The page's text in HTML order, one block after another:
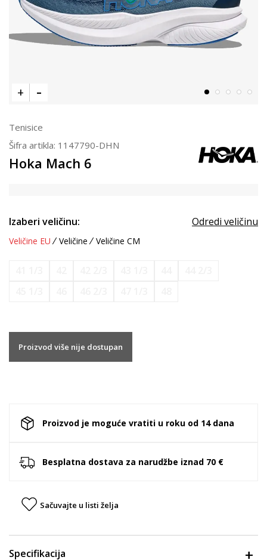
Tenisice
Šifra artikla: 1147790-DHN
Hoka Mach 6
Izaberi veličinu: Odredi veličinu
Veličine EU Veličine Veličine CM
Proizvod više nije dostupan
Proizvod je moguće vratiti u roku od 14 dana
Besplatna dostava za narudžbe iznad 70 €
Sačuvajte u listi želja
Specifikacija